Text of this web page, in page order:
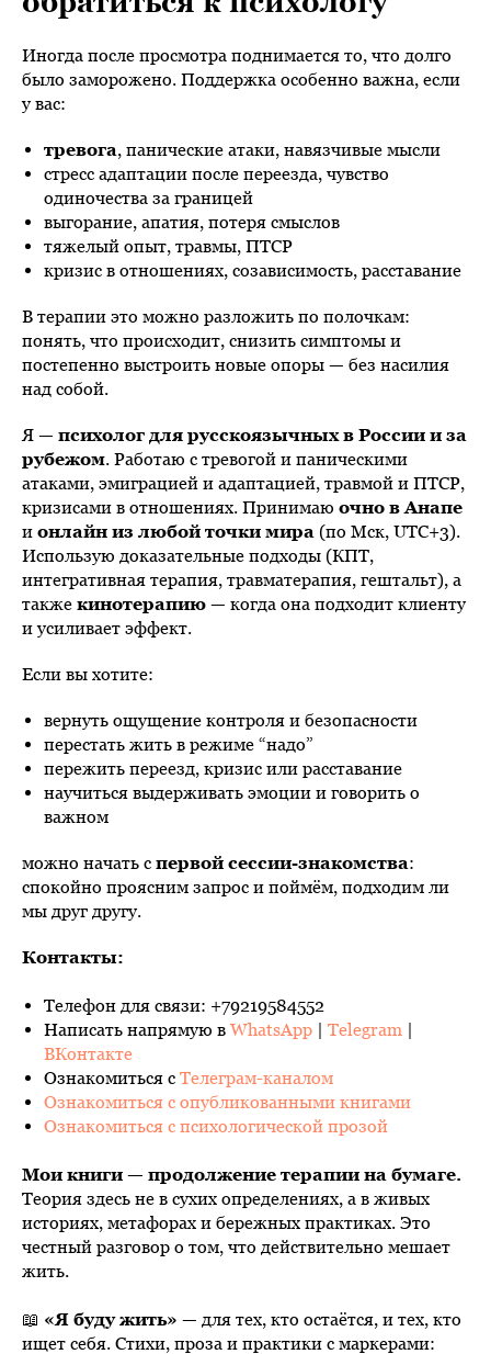
Иногда после просмотра поднимается то, что долго
было заморожено. Поддержка особенно важна, если
у вас:
тревога, панические атаки, навязчивые мысли
стресс адаптации после переезда, чувство
одиночества за границей
выгорание, апатия, потеря смыслов
тяжелый опыт, травмы, ПТСР
кризис в отношениях, созависимость, расставание
В терапии это можно разложить по полочкам:
понять, что происходит, снизить симптомы и
постепенно выстроить новые опоры — без насилия
над собой.
Я — психолог для русскоязычных в России и за
рубежом. Работаю с тревогой и паническими
атаками, эмиграцией и адаптацией, травмой и ПТСР,
кризисами в отношениях. Принимаю очно в Анапе
и онлайн из любой точки мира (по Мск, UTC+3).
Использую доказательные подходы (КПТ,
интегративная терапия, травматерапия, гештальт), а
также кинотерапию — когда она подходит клиенту
и усиливает эффект.
Если вы хотите:
вернуть ощущение контроля и безопасности
перестать жить в режиме “надо”
пережить переезд, кризис или расставание
научиться выдерживать эмоции и говорить о
важном
можно начать с первой сессии-знакомства:
спокойно проясним запрос и поймём, подходим ли
мы друг другу.
Контакты:
Телефон для связи: +79219584552
Написать напрямую в WhatsApp | Telegram |
ВКонтакте
Ознакомиться с Телеграм-каналом
Ознакомиться с опубликованными книгами
Ознакомиться с психологической прозой
Мои книги — продолжение терапии на бумаге.
Теория здесь не в сухих определениях, а в живых
историях, метафорах и бережных практиках. Это
честный разговор о том, что действительно мешает
жить.
📖 «Я буду жить» — для тех, кто остаётся, и тех, кто
ищет себя. Стихи, проза и практики с маркерами: